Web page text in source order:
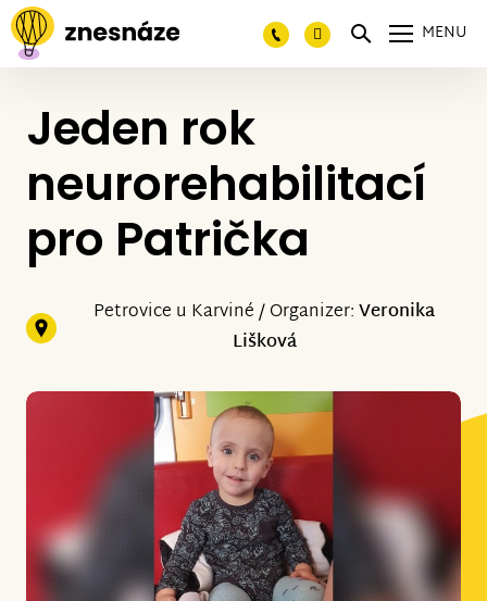
MENU
Jeden rok
neurorehabilitací
pro Patrička
Petrovice u Karviné / Organizer:Veronika
Lišková